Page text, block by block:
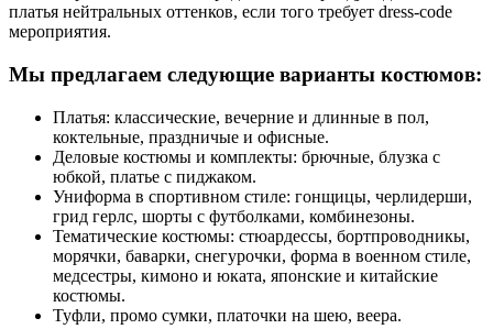
платья нейтральных оттенков, если того требует dress-code
мероприятия.
Мы предлагаем следующие варианты костюмов:
Платья: классические, вечерние и длинные в пол,
коктельные, праздничые и офисные.
Деловые костюмы и комплекты: брючные, блузка с
юбкой, платье с пиджаком.
Униформа в спортивном стиле: гонщицы, черлидерши,
грид герлс, шорты с футболками, комбинезоны.
Тематические костюмы: стюардессы, бортпроводникы,
морячки, баварки, снегурочки, форма в военном стиле,
медсестры, кимоно и юката, японские и китайские
костюмы.
Туфли, промо сумки, платочки на шею, веера.